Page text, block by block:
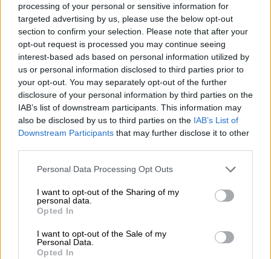
processing of your personal or sensitive information for
targeted advertising by us, please use the below opt-out
section to confirm your selection. Please note that after your
opt-out request is processed you may continue seeing
interest-based ads based on personal information utilized by
us or personal information disclosed to third parties prior to
your opt-out. You may separately opt-out of the further
disclosure of your personal information by third parties on the
IAB’s list of downstream participants. This information may
also be disclosed by us to third parties on the IAB’s List of
Downstream Participants that may further disclose it to other
Please note that this website/app uses one or more Google
not limited to your visit or usage behaviour. You may click to
grant or deny consent to Google and its third-party tags to
use your data for below specified purposes in below Google
consent section.
Personal Data Processing Opt Outs
I want to opt-out of the Sharing of my
personal data.
Opted In
I want to opt-out of the Sale of my
Personal Data.
Opted In
Κόσμος|04.08.2025 08:28
Τρόμος σε πτήση της United Airlines: Το
μήνυμα του πιλότου στα 10.000 πόδια για
«βλάβη στον κινητήρα»